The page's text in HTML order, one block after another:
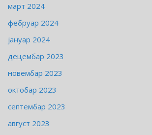
март 2024
фебруар 2024
јануар 2024
децембар 2023
новембар 2023
октобар 2023
септембар 2023
август 2023